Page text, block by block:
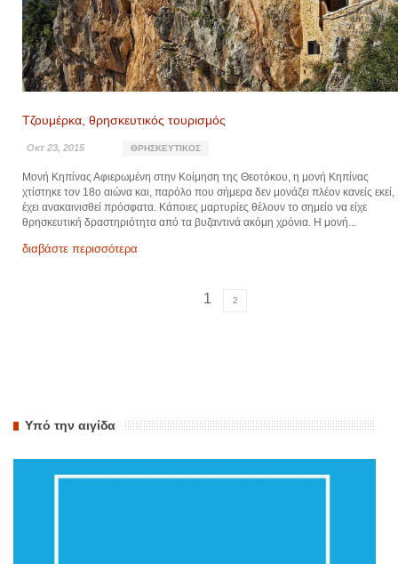
Τζουμέρκα, θρησκευτικός τουρισμός
Οκτ 23, 2015 ΘΡΗΣΚΕΥΤΙΚΌΣ
Μονή Κηπίνας Αφιερωμένη στην Κοίμηση της Θεοτόκου, η μονή Κηπίνας
χτίστηκε τον 18ο αιώνα και, παρόλο που σήμερα δεν μονάζει πλέον κανείς εκεί,
έχει ανακαινισθεί πρόσφατα. Κάποιες μαρτυρίες θέλουν το σημείο να είχε
θρησκευτική δραστηριότητα από τα βυζαντινά ακόμη χρόνια. Η μονή...
διαβάστε περισσότερα
1 2
Υπό την αιγίδα